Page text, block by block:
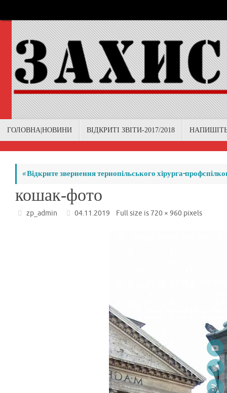
to
content
ГОЛОВНА|НОВИНИ ВІДКРИТІ ЗВІТИ-2017/2018
«Відкрите звернення тернопільського хірурга-
кошак-фото
zp_admin 04.11.2019 Full size is720 × 960 pixels